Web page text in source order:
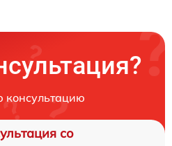
консультацию
со